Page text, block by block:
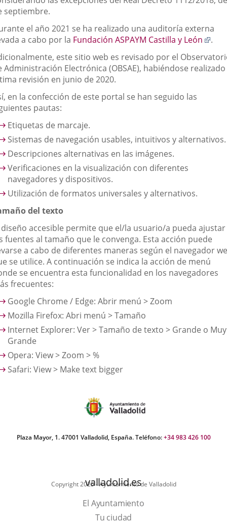
septiembre.
el año 2021 se ha realizado una auditoría externa
a cabo por la Fundación ASPAYM Castilla y León
una
.
este sitio web es revisado por el
Administración Electrónica (OBSAE), habiéndose
revisión en junio de 2020.
en la confección de este portal se han seguido las
pautas:
Etiquetas de marcaje.
Sistemas de navegación usables, intuitivos y alternativos.
Descripciones alternativas en las imágenes.
Verificaciones en la visualización con diferentes
navegadores y dispositivos.
Utilización de formatos universales y alternativos.
del texto
diseño accesible permite que el/la usuario/a pueda ajustar
fuentes al tamaño que le convenga. Esta acción puede
a cabo de diferentes maneras según el navegador
se utilice. A continuación se indica la acción de menú
se encuentra esta funcionalidad en los navegadores
frecuentes:
Google Chrome / Edge: Abrir menú > Zoom
Mozilla Firefox: Abri menú > Tamaño
Internet Explorer: Ver > Tamaño de texto > Grande o Muy
Grande
Opera: View > Zoom > %
Safari: View > Make text bigger
Plaza Mayor, 1. 47001 Valladolid, España. Teléfono:+34 983 426 100
Copyright 2025 - Ayuntamiento de Valladolid
valladolid.es
El Ayuntamiento
Tu ciudad